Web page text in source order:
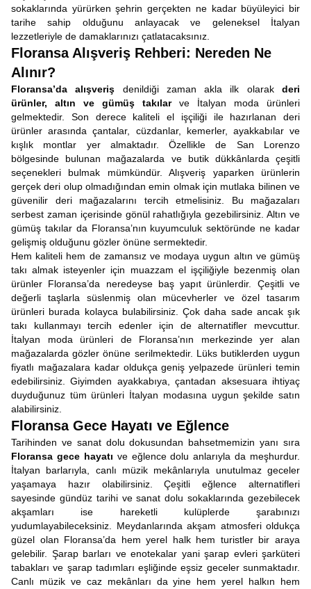
sokaklarında yürürken şehrin gerçekten ne kadar büyüleyici bir
tarihe sahip olduğunu anlayacak ve geleneksel İtalyan
lezzetleriyle de damaklarınızı çatlatacaksınız.
Floransa Alışveriş Rehberi: Nereden Ne
Alınır?
Floransa’da alışveriş denildiği zaman akla ilk olarakderi
ürünler, altın ve gümüş takılarve İtalyan moda ürünleri
gelmektedir. Son derece kaliteli el işçiliği ile hazırlanan deri
ürünler arasında çantalar, cüzdanlar, kemerler, ayakkabılar ve
kışlık montlar yer almaktadır. Özellikle de San Lorenzo
bölgesinde bulunan mağazalarda ve butik dükkânlarda çeşitli
seçenekleri bulmak mümkündür. Alışveriş yaparken ürünlerin
gerçek deri olup olmadığından emin olmak için mutlaka bilinen ve
güvenilir deri mağazalarını tercih etmelisiniz. Bu mağazaları
serbest zaman içerisinde gönül rahatlığıyla gezebilirsiniz. Altın ve
gümüş takılar da Floransa’nın kuyumculuk sektöründe ne kadar
gelişmiş olduğunu gözler önüne sermektedir.
Hem kaliteli hem de zamansız ve modaya uygun altın ve gümüş
takı almak isteyenler için muazzam el işçiliğiyle bezenmiş olan
ürünler Floransa’da neredeyse baş yapıt ürünlerdir. Çeşitli ve
değerli taşlarla süslenmiş olan mücevherler ve özel tasarım
ürünleri burada kolayca bulabilirsiniz. Çok daha sade ancak şık
takı kullanmayı tercih edenler için de alternatifler mevcuttur.
İtalyan moda ürünleri de Floransa’nın merkezinde yer alan
mağazalarda gözler önüne serilmektedir. Lüks butiklerden uygun
fiyatlı mağazalara kadar oldukça geniş yelpazede ürünleri temin
edebilirsiniz. Giyimden ayakkabıya, çantadan aksesuara ihtiyaç
duyduğunuz tüm ürünleri İtalyan modasına uygun şekilde satın
alabilirsiniz.
Floransa Gece Hayatı ve Eğlence
Tarihinden ve sanat dolu dokusundan bahsetmemizin yanı sıra
Floransa gece hayatı ve eğlence dolu anlarıyla da meşhurdur.
İtalyan barlarıyla, canlı müzik mekânlarıyla unutulmaz geceler
yaşamaya hazır olabilirsiniz. Çeşitli eğlence alternatifleri
sayesinde gündüz tarihi ve sanat dolu sokaklarında gezebilecek
akşamları ise hareketli kulüplerde şarabınızı
yudumlayabileceksiniz. Meydanlarında akşam atmosferi oldukça
güzel olan Floransa’da hem yerel halk hem turistler bir araya
gelebilir. Şarap barları ve enotekalar yani şarap evleri şarküteri
tabakları ve şarap tadımları eşliğinde eşsiz geceler sunmaktadır.
Canlı müzik ve caz mekânları da yine hem yerel halkın hem